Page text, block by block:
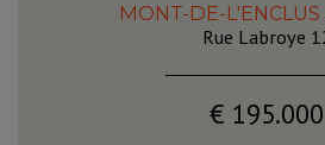
MONT-DE-
Rue Labroye
€ 195.000